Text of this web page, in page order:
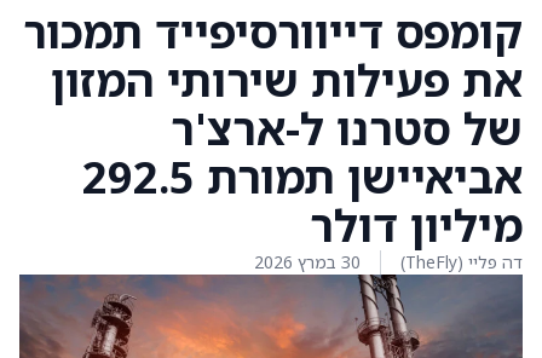
קומפס דייוורסיפייד תמכור
את פעילות שירותי המזון
של סטרנו ל-ארצ'ר
אביאיישן תמורת 292.5
מיליון דולר
דה פליי (TheFly) 30 במרץ 2026